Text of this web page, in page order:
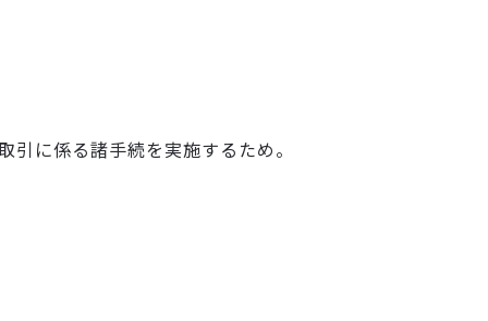
に係る諸手続を実施するため。